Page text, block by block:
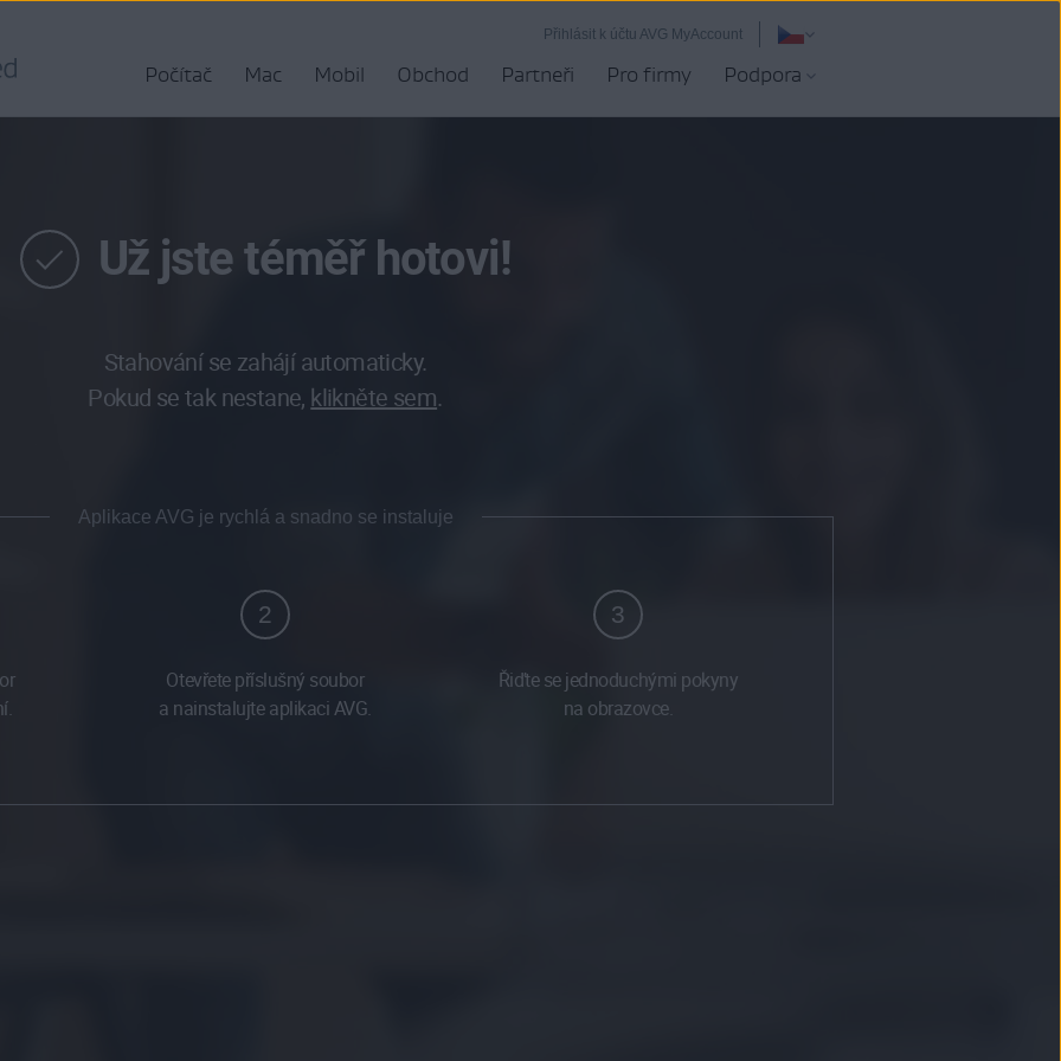
Přihlásit k účtu AVG MyAccount
Počítač Mac Mobil Obchod Partneři Pro firmy Podpora
Už jste téměř hotovi!
Stahování se zahájí automaticky.
Pokud se tak nestane, klikněte sem.
Aplikace AVG je rychlá a snadno se instaluje
2
Otevřete příslušný soubor
a nainstalujte aplikaci AVG.
3
Řiďte se jednoduchými pokyny
na obrazovce.